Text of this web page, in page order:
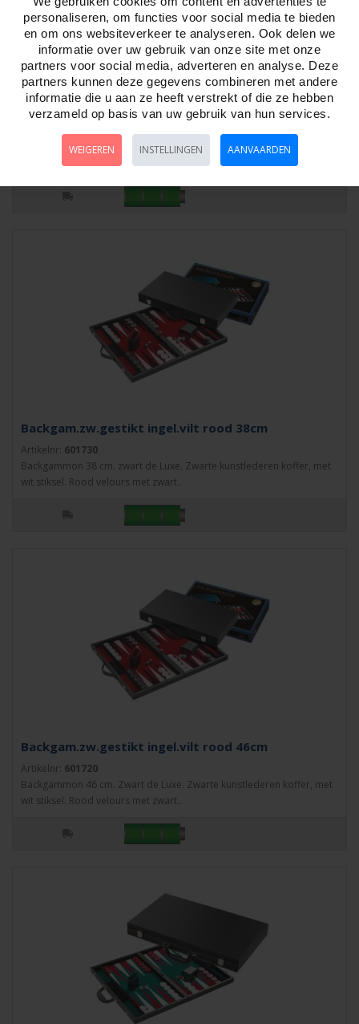
Backgam.zw.gestikt ingel.vilt rood 23cm
Artikelnr:601711
Backgammon Reis 23 cm. zwart de Luxe. Zwarte kunstlederen koffer,
met wit stiksel. Rood velours met ..
Backgam.zw.gestikt ingel.vilt rood 38cm
Artikelnr: 601730
Backgammon 38 cm. zwart de Luxe. Zwarte kunstlederen koffer, met
wit stiksel. Rood velours met zwart..
Backgam.zw.gestikt ingel.vilt rood 46cm
Artikelnr: 601720
Backgammon 46 cm. Zwart de Luxe. Zwarte kunstlederen koffer, met
wit stiksel. Rood velours met zwart..
personaliseren, om functies voor social media te bieden
en om ons websiteverkeer te analyseren. Ook delen we
informatie over uw gebruik van onze site met onze
partners voor social media, adverteren en analyse. Deze
partners kunnen deze gegevens combineren met andere
informatie die u aan ze heeft verstrekt of die ze hebben
verzameld op basis van uw gebruik van hun services.
WEIGEREN INSTELLINGEN AANVAARDEN